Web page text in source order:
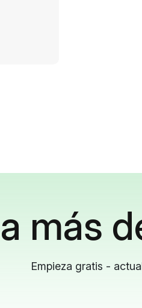
más
Empieza gratis -